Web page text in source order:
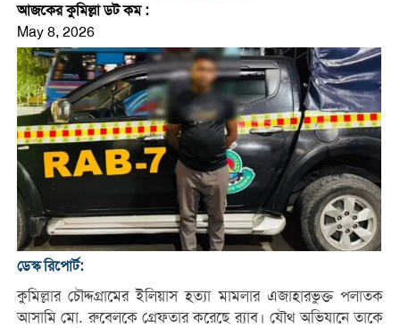
আজকের কুমিল্লা ডট কম :
May 8, 2026
ডেস্ক রিপোর্ট:
কুমিল্লার চৌদ্দগ্রামের ইলিয়াস হত্যা মামলার এজাহারভুক্ত পলাতক
আসামি মো. রুবেলকে গ্রেফতার করেছে র‌্যাব। যৌথ অভিযানে তাকে